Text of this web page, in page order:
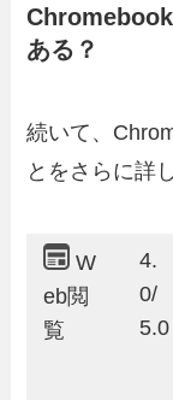
ある？
続いて、
とをさらに詳
W
eb閲
覧
4.
0/
5.0